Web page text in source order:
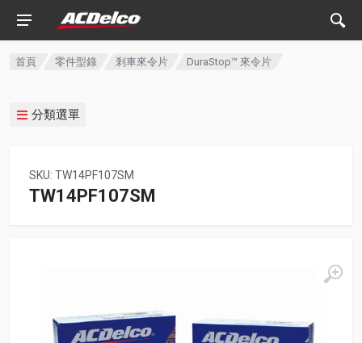
首頁 零件型錄 剎車來令片 DuraStop™ 來令片
分類選單
SKU: TW14PF107SM
TW14PF107SM